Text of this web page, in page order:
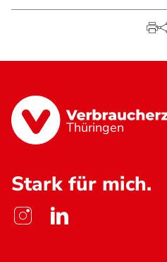
Thüringen
Stark für mich.